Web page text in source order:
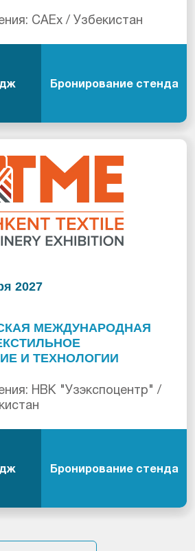
CAEx / Узбекистан
Бронирование стенда
2027
МЕЖДУНАРОДНАЯ
И ТЕХНОЛОГИИ
НВК "Узэкспоцентр" /
Бронирование стенда